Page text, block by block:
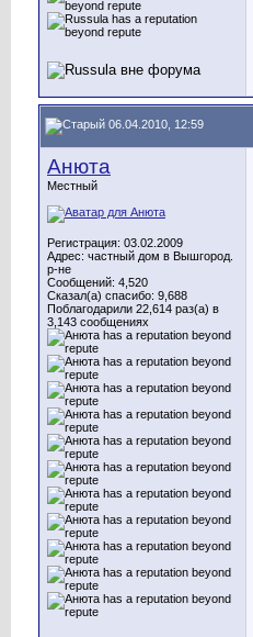
06.04.2010, 12:59
Анюта
Местный
Регистрация: 03.02.2009
Адрес: частный дом в Вышгород.
р-не
Сообщений: 4,520
Сказал(а) спасибо: 9,688
Поблагодарили 22,614 раз(а) в
3,143 сообщениях